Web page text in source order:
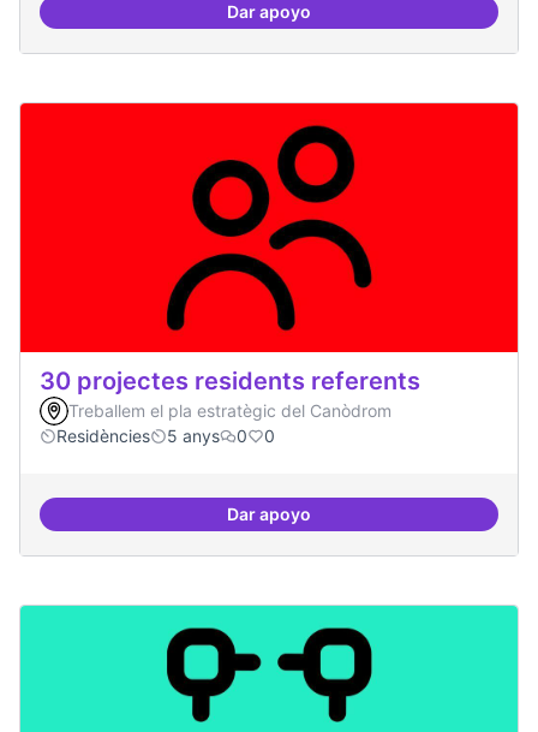
Dar apoyo3-4 centres-lab internacionals
30 projectes residents referents
Treballem el pla estratègic del Canòdrom
Residències
5 anys 0 0
Dar apoyo30 projectes residents referents